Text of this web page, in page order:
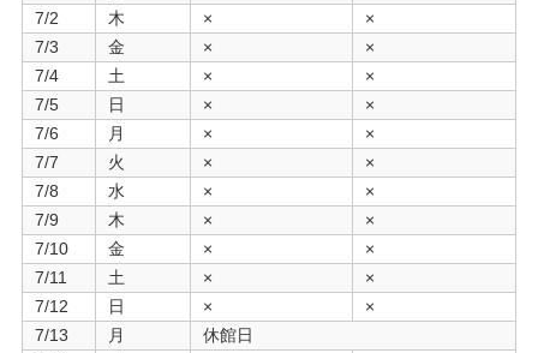
7/2
木 ×
×
7/3
金 ×
×
7/4
土 ×
×
7/5
日 ×
×
7/6
月 ×
×
7/7
火 ×
×
7/8
水 ×
×
7/9
木 ×
×
7/10
金 ×
×
7/11
土 ×
×
7/12
日 ×
×
7/13
月
休館日